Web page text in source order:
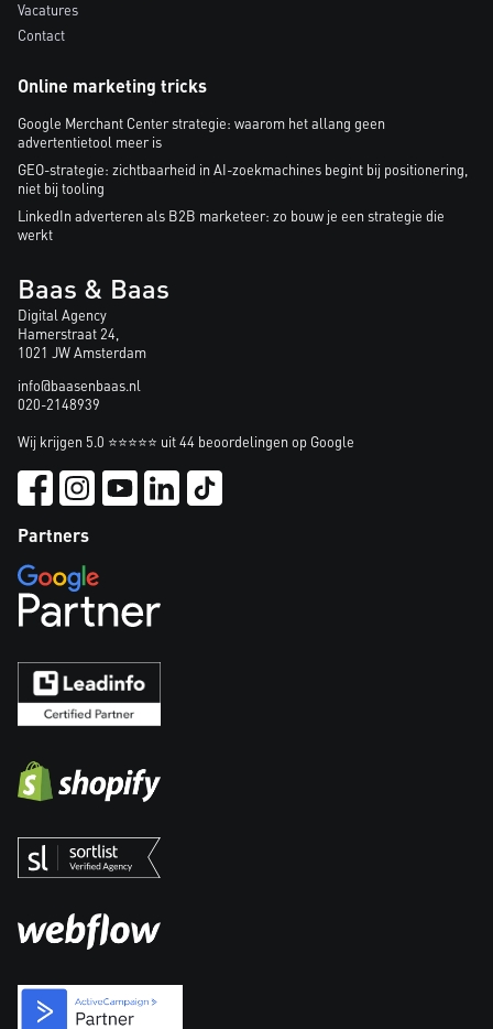
Vacatures
Contact
Online marketing tricks
Google Merchant Center strategie: waarom het allang geen
advertentietool meer is
GEO-strategie: zichtbaarheid in AI-zoekmachines begint bij positionering,
niet bij tooling
LinkedIn adverteren als B2B marketeer: zo bouw je een strategie die
werkt
Baas & Baas
Digital Agency
Hamerstraat 24,
1021 JW Amsterdam
info@baasenbaas.nl
020-2148939
Wij krijgen 5.0 ⭐⭐⭐⭐⭐ uit 44 beoordelingen op Google
Partners